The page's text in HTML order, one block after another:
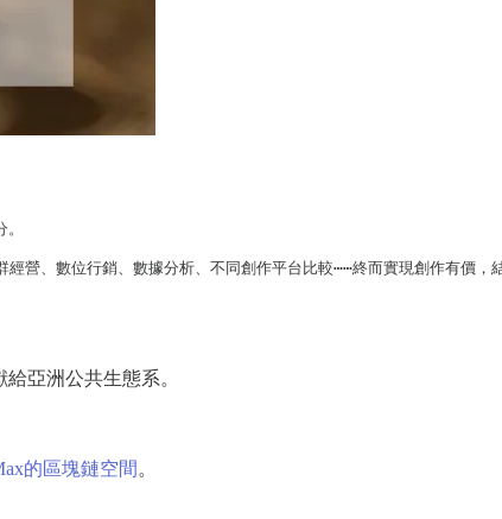
營、數位行銷、數據分析、不同創作平台比較⋯⋯終而實現創作有價，
亞洲公共生態系。
的區塊鏈空間 。